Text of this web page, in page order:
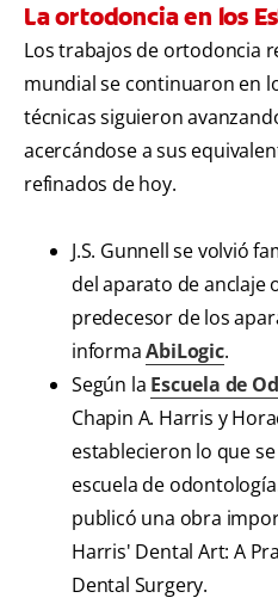
La ortodoncia en los
Los trabajos de ortodoncia
mundial se continuaron en
técnicas siguieron
acercándose a sus
refinados de hoy.
J.S. Gunnell se volvió
del aparato de anclaje
predecesor de los
informaAbiLogic.
Según la Escuela de
Chapin A. Harris y
establecieron lo que
escuela de
publicó una obra
Harris' Dental Art: A
Dental Surgery.